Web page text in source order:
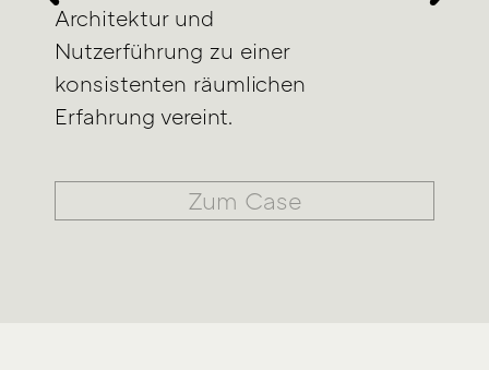
Architektur und
Nutzerführung zu einer
konsistenten räumlichen
Erfahrung vereint.
Zum Case